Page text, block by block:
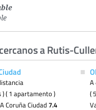
a Rutis-
) ( 1 apartamento )
Coruña Ciudad 7.4
A
(